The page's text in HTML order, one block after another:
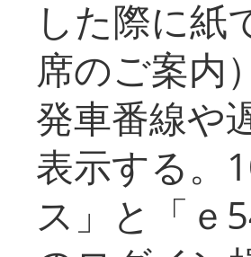
した際に紙
席のご案内
発車番線や
表示する。
ス」と「ｅ